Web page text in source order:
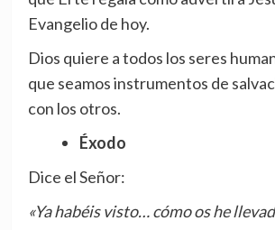
Evangelio de hoy.
Dios quiere a todos los seres
que seamos instrumentos de
con los otros.
Éxodo
Dice el Señor:
«Ya habéis visto… cómo os he